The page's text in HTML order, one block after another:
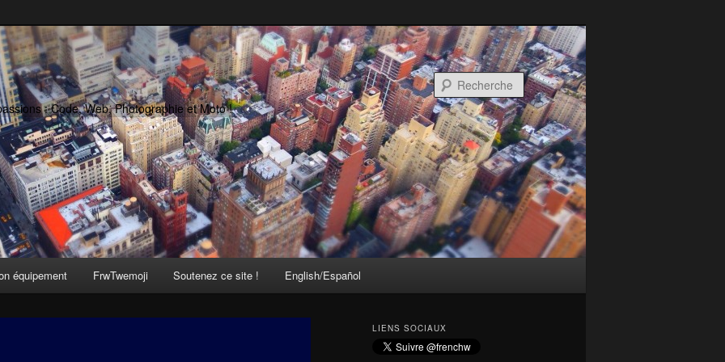
: Code, Web, Photographie et Moto !
Recherche
équipement FrwTwemoji Soutenez ce site ! English/Español
LIENS SOCIAUX